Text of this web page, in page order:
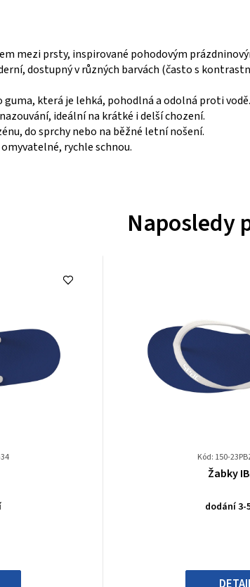
mezi prsty, inspirované pohodovým
dostupný v různých barvách (často s
guma, která je lehká, pohodlná a odolná proti vodě.
ideální na krátké i delší chození.
do sprchy nebo na běžné letní nošení.
rychle schnou.
Naposledy
Kód: 150-
Žabky
dodání 3-